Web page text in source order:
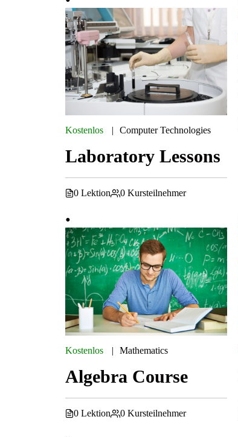
Kostenlos Computer Technologies
Laboratory Lessons
0 Lektion 0 Kursteilnehmer
Kostenlos Mathematics
Algebra Course
0 Lektion 0 Kursteilnehmer